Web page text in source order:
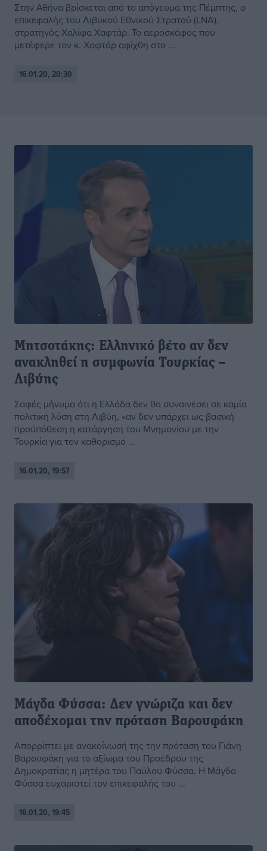
Στην Αθήνα βρίσκεται από το απόγευμα της Πέμπτης, ο
επικεφαλής του Λιβυκού Εθνικού Στρατού (LNA),
στρατηγός Χαλίφα Χαφτάρ. Το αεροσκάφος που
μετέφερε τον κ. Χαφτάρ αφίχθη στο ...
16.01.20, 20:30
Μητσοτάκης: Ελληνικό βέτο αν δεν
ανακληθεί η συμφωνία Τουρκίας –
Λιβύης
Σαφές μήνυμα ότι η Ελλάδα δεν θα συναινέσει σε καμία
πολιτική λύση στη Λιβύη, «αν δεν υπάρχει ως βασική
προϋπόθεση η κατάργηση του Μνημονίου με την
Τουρκία για τον καθορισμό ...
16.01.20, 19:57
Μάγδα Φύσσα: Δεν γνώριζα και δεν
αποδέχομαι την πρόταση Βαρουφάκη
Απορρίπτει με ανακοίνωσή της την πρόταση του Γιάνη
Βαρουφάκη για το αξίωμα του Προέδρου της
Δημοκρατίας η μητέρα του Παύλου Φύσσα. Η Μάγδα
Φύσσα ευχαριστεί τον επικεφαλής του ...
16.01.20, 19:45